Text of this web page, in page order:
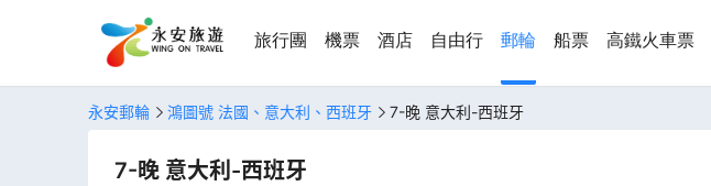
旅行團 機票 酒店 自由行 郵輪 船票 高鐵火車票
永安郵輪 鴻圖號 法國、意大利、西班牙 7-晚 意大利-西班牙
7-晚 意大利-西班牙